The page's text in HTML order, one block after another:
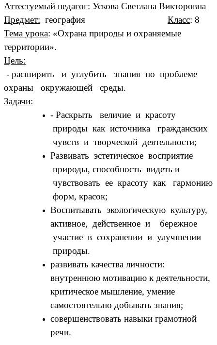
Аттестуемый педагог: Ускова Светлана Викторовна
Предмет: география Класс: 8
Тема урока: «Охрана природы и охраняемые
территории».
Цель:
- расширить и углубить знания по проблеме
охраны окружающей среды.
Задачи:
- Раскрыть величие и красоту
природы как источника гражданских
чувств и творческой деятельности;
Развивать эстетическое восприятие
природы, способность видеть и
чувствовать ее красоту как гармонию
форм, красок;
Воспитывать экологическую культуру,
активное, действенное и бережное
участие в сохранении и улучшении
природы.
развивать качества личности:
внутреннюю мотивацию к деятельности,
критическое мышление, умение
самостоятельно добывать знания;
совершенствовать навыки грамотной
речи.